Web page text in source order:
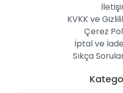
KVKK ve
Çerez
İptal ve
Sıkça